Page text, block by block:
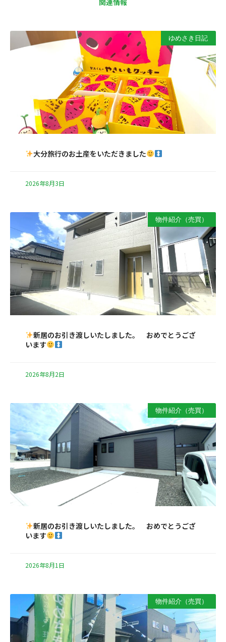
関連情報
ゆめさき日記
大分旅行のお土産をいただきました
2026年8月3日
物件紹介（売買）
新居のお引き渡しいたしました。 おめでとうござ
います
2026年8月2日
物件紹介（売買）
新居のお引き渡しいたしました。 おめでとうござ
います
2026年8月1日
物件紹介（売買）